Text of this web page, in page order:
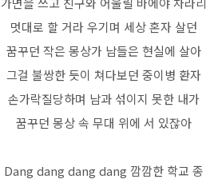
멋대로 할 거라 우기며 세상 혼자 살던
꿈꾸던 작은 몽상가 남들은 현실에 살아
그걸 불쌍한 듯이 쳐다보던 중이병 환자
손가락질당하며 남과 섞이지 못한 내가
꿈꾸던 몽상 속 무대 위에 서 있잖아
Dang dang dang dang 깜깜한 학교 종